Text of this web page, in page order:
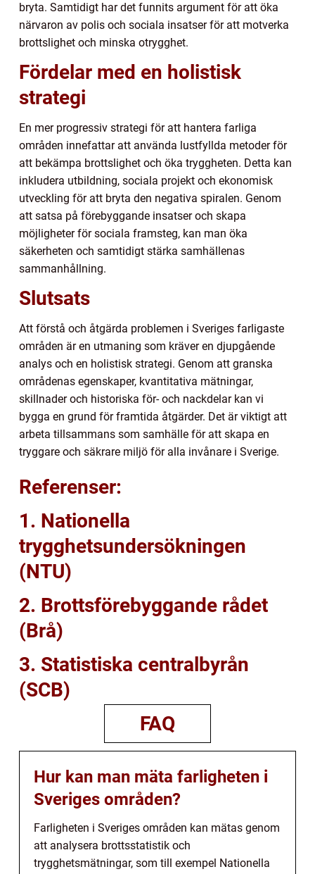
bryta. Samtidigt har det funnits argument för att öka
närvaron av polis och sociala insatser för att motverka
brottslighet och minska otrygghet.
Fördelar med en holistisk
strategi
En mer progressiv strategi för att hantera farliga
områden innefattar att använda lustfyllda metoder för
att bekämpa brottslighet och öka tryggheten. Detta kan
inkludera utbildning, sociala projekt och ekonomisk
utveckling för att bryta den negativa spiralen. Genom
att satsa på förebyggande insatser och skapa
möjligheter för sociala framsteg, kan man öka
säkerheten och samtidigt stärka samhällenas
sammanhållning.
Slutsats
Att förstå och åtgärda problemen i Sveriges farligaste
områden är en utmaning som kräver en djupgående
analys och en holistisk strategi. Genom att granska
områdenas egenskaper, kvantitativa mätningar,
skillnader och historiska för- och nackdelar kan vi
bygga en grund för framtida åtgärder. Det är viktigt att
arbeta tillsammans som samhälle för att skapa en
tryggare och säkrare miljö för alla invånare i Sverige.
Referenser:
1. Nationella
trygghetsundersökningen
(NTU)
2. Brottsförebyggande rådet
(Brå)
3. Statistiska centralbyrån
(SCB)
FAQ
Hur kan man mäta farligheten i
Sveriges områden?
Farligheten i Sveriges områden kan mätas genom
att analysera brottsstatistik och
trygghetsmätningar, som till exempel Nationella